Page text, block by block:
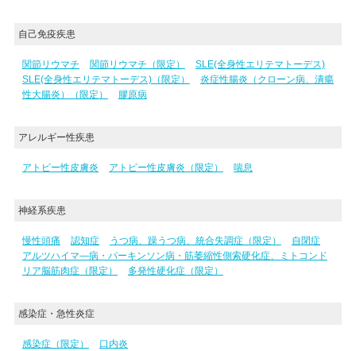
自己免疫疾患
関節リウマチ 関節リウマチ（限定）
SLE(全身性エリテマトーデス)
SLE(全身性エリテマトーデス)（限定）
炎症性腸炎（クローン病、潰瘍
性大腸炎）（限定）
膠原病
アレルギー性疾患
アトピー性皮膚炎 アトピー性皮膚炎（限定） 喘息
神経系疾患
慢性頭痛 認知症 うつ病、躁うつ病、統合失調症（限定）
自閉症
アルツハイマ―病・パーキンソン病・筋萎縮性側索硬化症、ミトコンド
リア脳筋肉症（限定）
多発性硬化症（限定）
感染症・急性炎症
感染症（限定） 口内炎